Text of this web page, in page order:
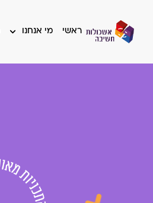
ראשי מי אנחנו